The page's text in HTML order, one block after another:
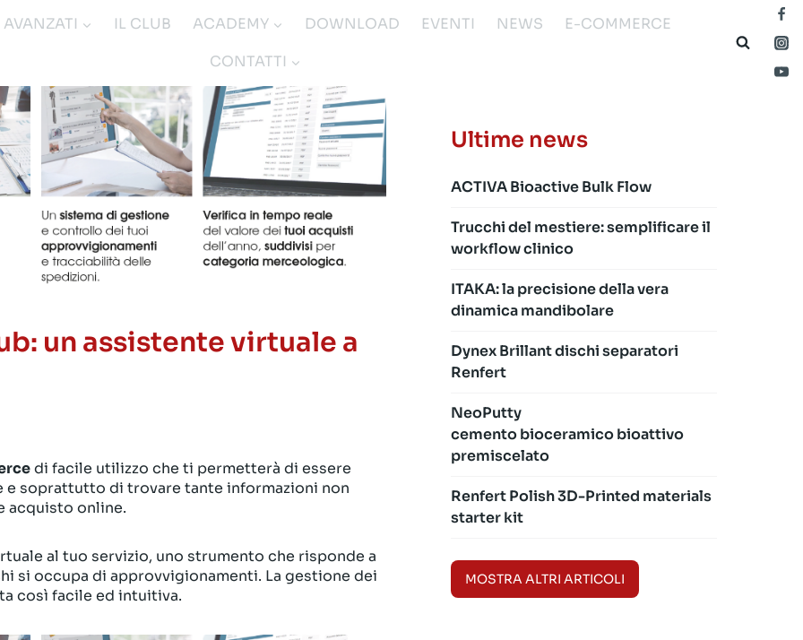
AVANZATI IL CLUB ACADEMY DOWNLOAD EVENTI NEWS
E-COMMERCE
CONTATTI
un assistente virtuale a
di facile utilizzo che ti permetterà di essere
soprattutto di trovare tante informazioni non
acquisto online.
al tuo servizio, uno strumento che risponde a
si occupa di approvvigionamenti. La gestione dei
così facile ed intuitiva.
Ultime news
ACTIVA Bioactive Bulk Flow
Trucchi del mestiere: semplificare il
workflow clinico
ITAKA: la precisione della vera
dinamica mandibolare
Dynex Brillant dischi separatori
Renfert
NeoPutty
cemento bioceramico bioattivo
premiscelato
Renfert Polish 3D-Printed materials
starter kit
MOSTRA ALTRI ARTICOLI